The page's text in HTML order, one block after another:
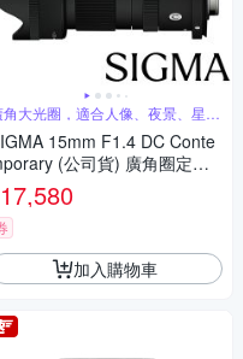
角大光圈，適合人像、夜景、星空
15mm F1.4 DC Conte
(公司貨) 廣角圈定焦
鏡 星空鏡 人像鏡 APS-C 無反
單眼專用鏡頭
17,580
加入購物車